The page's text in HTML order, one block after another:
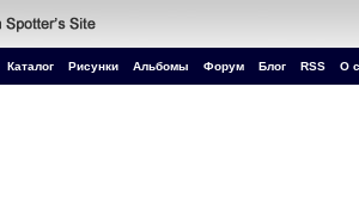
Каталог Рисунки Альбомы Форум Блог RSS О